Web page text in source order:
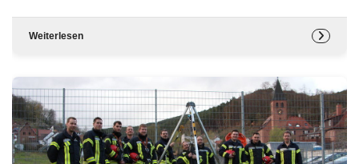
Weiterlesen